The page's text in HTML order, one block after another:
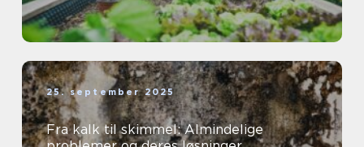
25. september 2025
Fra kalk til skimmel: Almindelige